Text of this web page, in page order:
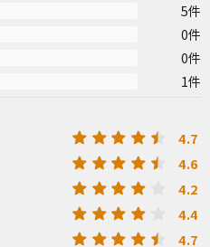
5件
0件
0件
1件
4.7
4.6
4.2
4.4
4.7